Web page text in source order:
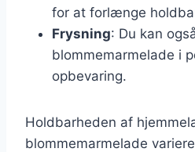
for at forlænge
Frysning: Du kan
blommemarmelade i
opbevaring.
Holdbarheden af
blommemarmelade